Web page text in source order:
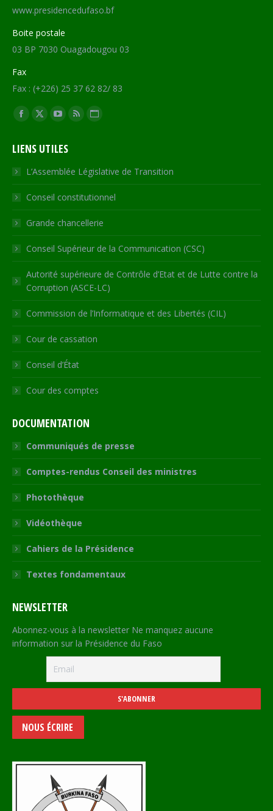
www.presidencedufaso.bf
Boite postale
03 BP 7030 Ouagadougou 03
Fax
Fax : (+226) 25 37 62 82/ 83
Trouvez nous sur :
Facebook
opens
in
new
window
X
opens
in
new
window
YouTube
opens
in
new
window
RSS
in
new
window
Site
opens
in
new
LIENS UTILES
L’Assemblée Législative de Transition
Conseil constitutionnel
Grande chancellerie
Conseil Supérieur de la Communication (CSC)
Autorité supérieure de Contrôle d’Etat et de Lutte contre la
Corruption (ASCE-LC)
Commission de l’Informatique et des Libertés (CIL)
Cour de cassation
Conseil d’État
Cour des comptes
DOCUMENTATION
Communiqués de presse
Comptes-rendus Conseil des ministres
Photothèque
Vidéothèque
Cahiers de la Présidence
Textes fondamentaux
NEWSLETTER
Abonnez-vous à la newsletter Ne manquez aucune
information sur la Présidence du Faso
NOUS ÉCRIRE